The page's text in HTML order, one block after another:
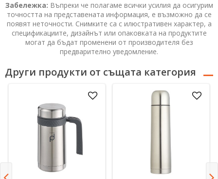
Забележка: Въпреки че полагаме всички усилия да осигурим
точността на представената информация, е възможно да се
появят неточности. Снимките са с илюстративен характер, а
спецификациите, дизайнът или опаковката на продуктите
могат да бъдат променени от производителя без
предварително уведомление.
Други продукти от същата категория